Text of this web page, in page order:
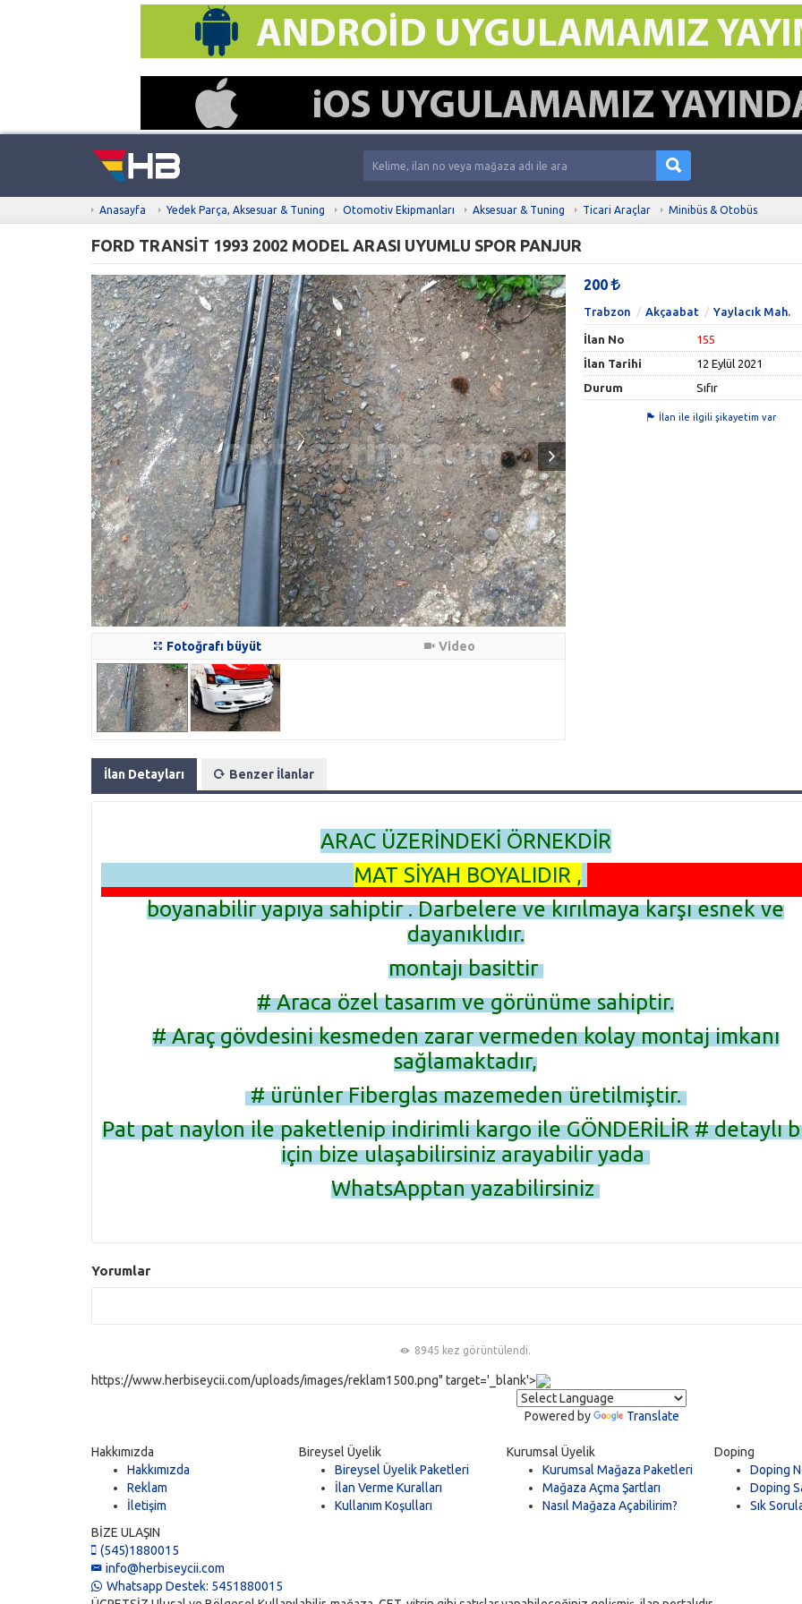
Anasayfa Yedek Parça, Aksesuar & Tuning Otomotiv Ekipmanları Aksesuar & Tuning Ticari Araçlar Minibüs & Otobüs
FORD TRANSİT 1993 2002 MODEL ARASI UYUMLU SPOR PANJUR
Fotoğrafı büyüt Video
200
Trabzon Akçaabat Yaylacık Mah.
İlan No
155
İlan Tarihi
12 Eylül 2021
Durum
Sıfır
İlan ile ilgili şikayetim var
İlan Detayları Benzer İlanlar
ARAC ÜZERİNDEKİ ÖRNEKDİR
MAT SİYAH BOYALIDIR ,
boyanabilir yapıya sahiptir . Darbelere ve kırılmaya karşı esnek ve
dayanıklıdır.
montajı basittir
# Araca özel tasarım ve görünüme sahiptir.
# Araç gövdesini kesmeden zarar vermeden kolay montaj imkanı
sağlamaktadır,
# ürünler Fiberglas mazemeden üretilmiştir.
Pat pat naylon ile paketlenip indirimli kargo ile GÖNDERİLİR # detaylı
için bize ulaşabilirsiniz arayabilir yada
WhatsApptan yazabilirsiniz
Yorumlar
8945 kez görüntülendi.
https://www.herbiseycii.com/uploads/images/reklam1500.png" target='_blank'>
Powered by Translate
Hakkımızda
Hakkımızda
Reklam
İletişim
Bireysel Üyelik
Bireysel Üyelik Paketleri
İlan Verme Kuralları
Kullanım Koşulları
Kurumsal Üyelik
Kurumsal Mağaza Paketleri
Mağaza Açma Şartları
Nasıl Mağaza Açabilirim?
Doping
Doping
Doping
Sık
BİZE ULAŞIN
(545)1880015
info@herbiseycii.com
Whatsapp Destek: 5451880015